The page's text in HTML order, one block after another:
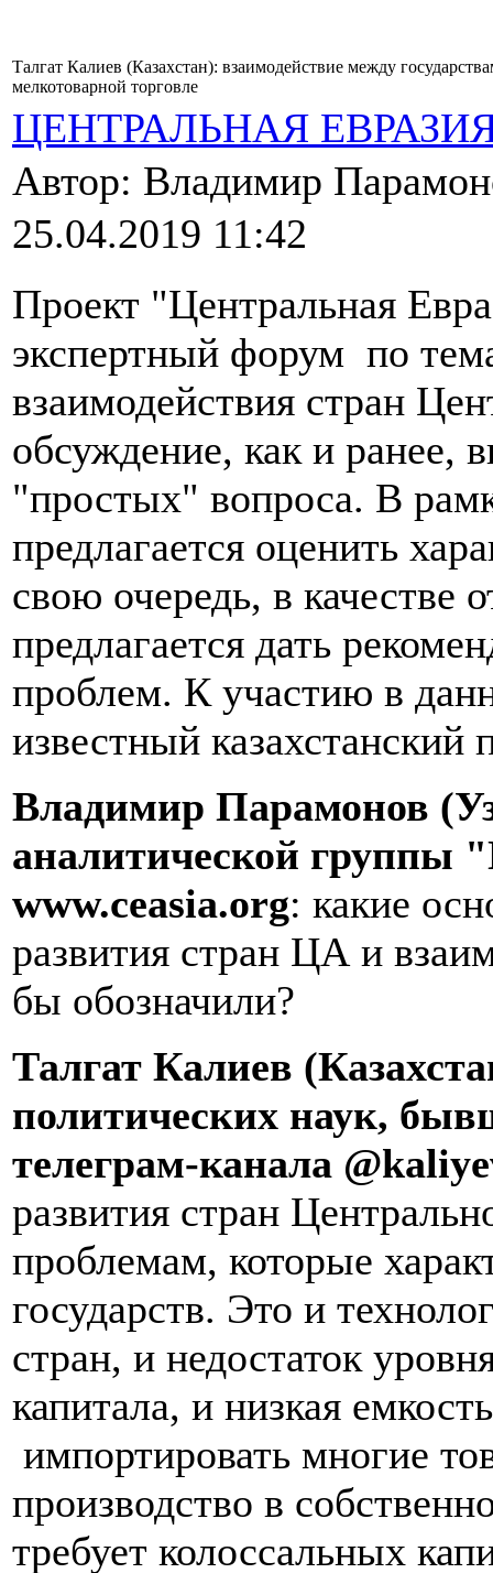
Талгат Калиев (Казахстан): взаимодействие между
мелкотоварной торговле
ЦЕНТРАЛЬНАЯ
Автор: Владимир
25.04.2019 11:42
Проект "Центральная
экспертный форум по
взаимодействия стран
обсуждение, как и ранее,
"простых" вопроса. В
предлагается оценить
свою очередь, в качестве
предлагается дать
проблем. К участию в
известный казахстанский
Владимир Парамонов
аналитической группы
www.ceasia.org: какие
развития стран ЦА и
бы обозначили?
Талгат Калиев
политических наук,
телеграм-канала
развития стран
проблемам, которые
государств. Это и
стран, и недостаток
капитала, и низкая
импортировать многие
производство в
требует колоссальных